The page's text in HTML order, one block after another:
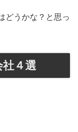
どうかな？と思っ
４選